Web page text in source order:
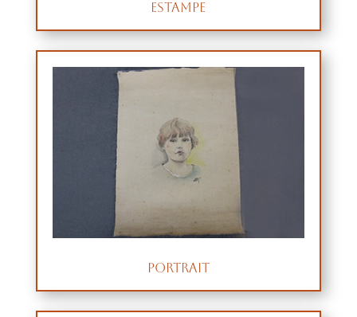
Estampe
portrait